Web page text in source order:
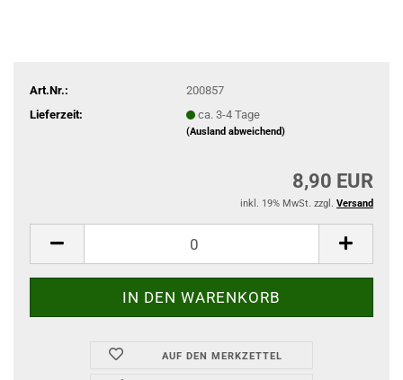
Art.Nr.:
200857
Lieferzeit:
ca. 3-4 Tage
(Ausland abweichend)
8,90 EUR
inkl. 19% MwSt. zzgl. Versand
AUF DEN MERKZETTEL